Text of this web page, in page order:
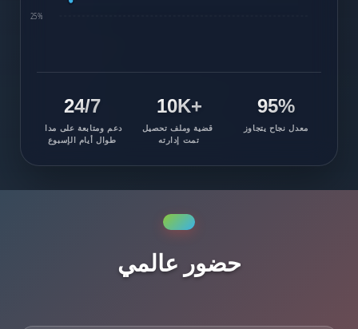
25%
95%
معدل نجاح يتجاوز
+10K
قضية وملف تحصيل
تمت إدارته
24/7
دعم ومتابعة على مدا
طوال أيام الإسبوع
حضور عالمي